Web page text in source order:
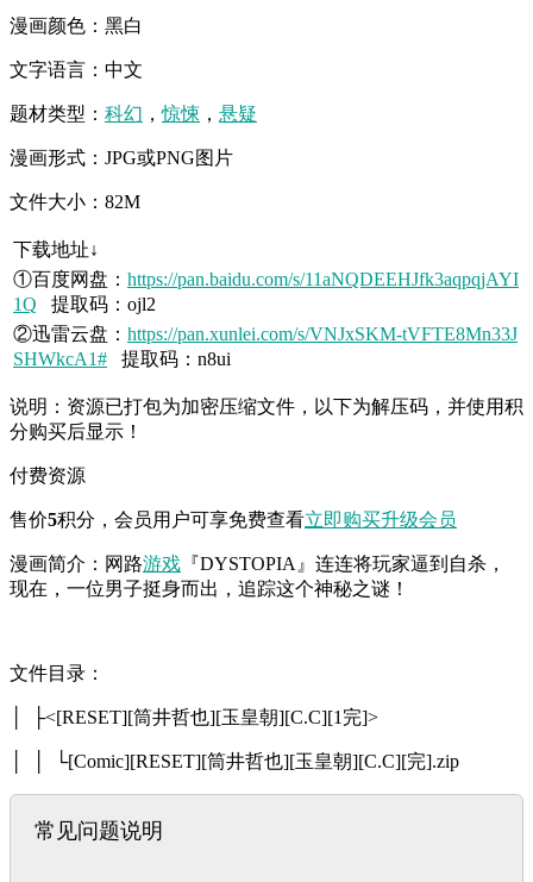
漫画颜色：黑白
文字语言：中文
题材类型： 科幻 ，惊悚 ， 悬疑
漫画形式：JPG或PNG图片
文件大小：82M
下载地址↓
①百度网盘： https://pan.baidu.com/s/11aNQDEEHJfk3aqpqjAYI
1Q 提取码：ojl2
②迅雷云盘： https://pan.xunlei.com/s/VNJxSKM-tVFTE8Mn33J
SHWkcA1# 提取码：n8ui
说明：资源已打包为加密压缩文件，以下为解压码，并使用积
分购买后显示！
付费资源
售价5积分 ，会员用户可享免费查看立即购买升级会员
漫画简介：网路游戏 『DYSTOPIA』连连将玩家逼到自杀，
现在，一位男子挺身而出，追踪这个神秘之谜！
文件目录：
│ ├<[RESET][筒井哲也][玉皇朝][C.C][1完]>
│ │ └[Comic][RESET][筒井哲也][玉皇朝][C.C][完].zip
常见问题说明